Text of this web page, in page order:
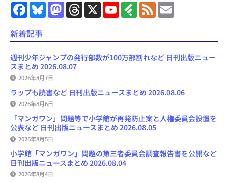
F
a
e
b
o
k
B
s
y
M
a
o
o
n
T
h
a
s
X
Y
o
u
e
C
n
F
e
l
F
e
l
新着記事
週刊少年ジャンプの発行部数が100万部割れなど 日刊出版ニュー
スまとめ 2026.08.07
2026年8月7日
ラップも読書など 日刊出版ニュースまとめ 2026.08.06
2026年8月6日
「マンガワン」問題等で小学館が再発防止案と人権委員会設置を
公表など 日刊出版ニュースまとめ 2026.08.05
2026年8月5日
小学館「マンガワン」問題の第三者委員会調査報告書を公開など
日刊出版ニュースまとめ 2026.08.04
2026年8月4日